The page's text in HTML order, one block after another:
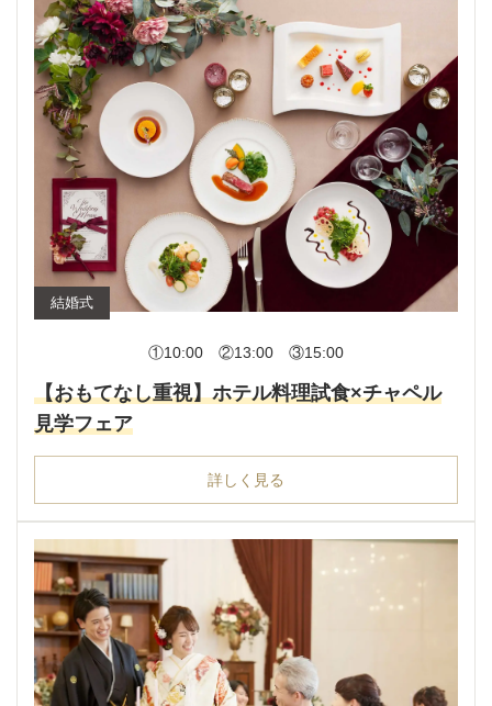
結婚式
①10:00 ②13:00 ③15:00
【おもてなし重視】ホテル料理試食×チャペル
見学フェア
詳しく見る